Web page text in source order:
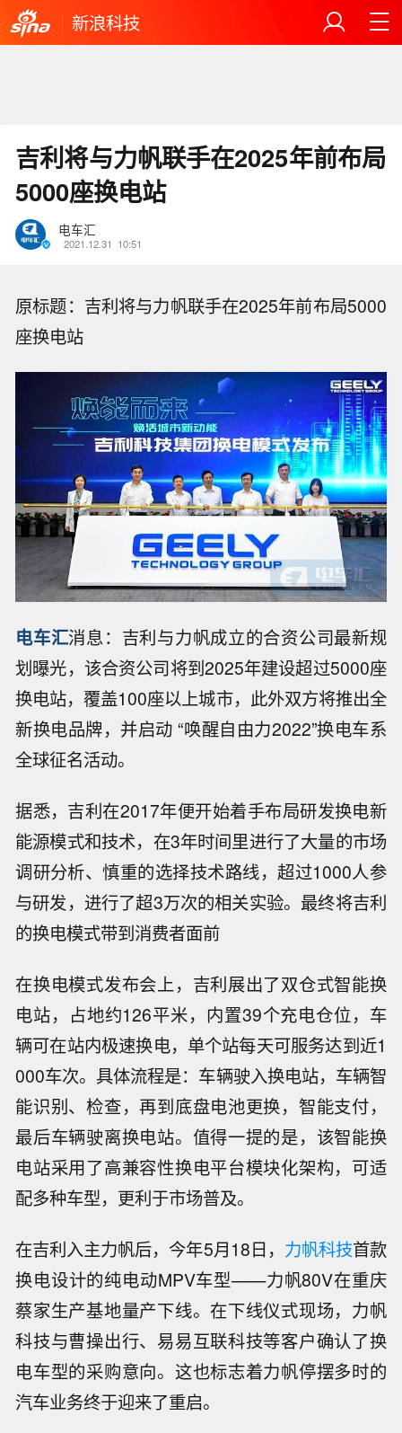
新浪科技
吉利将与力帆联手在2025年前布局
5000座换电站
电车汇
2021.12.31 10:51
原标题：吉利将与力帆联手在2025年前布局5000
座换电站
电车汇消息：吉利与力帆成立的合资公司最新规
划曝光，该合资公司将到2025年建设超过5000座
换电站，覆盖100座以上城市，此外双方将推出全
新换电品牌，并启动 “唤醒自由力2022”换电车系
全球征名活动。
据悉，吉利在2017年便开始着手布局研发换电新
能源模式和技术，在3年时间里进行了大量的市场
调研分析、慎重的选择技术路线，超过1000人参
与研发，进行了超3万次的相关实验。最终将吉利
的换电模式带到消费者面前
在换电模式发布会上，吉利展出了双仓式智能换
电站，占地约126平米，内置39个充电仓位，车
辆可在站内极速换电，单个站每天可服务达到近1
000车次。具体流程是：车辆驶入换电站，车辆智
能识别、检查，再到底盘电池更换，智能支付，
最后车辆驶离换电站。值得一提的是，该智能换
电站采用了高兼容性换电平台模块化架构，可适
配多种车型，更利于市场普及。
在吉利入主力帆后，今年5月18日， 力帆科技首款
换电设计的纯电动MPV车型——力帆80V在重庆
蔡家生产基地量产下线。在下线仪式现场，力帆
科技与曹操出行、易易互联科技等客户确认了换
电车型的采购意向。这也标志着力帆停摆多时的
汽车业务终于迎来了重启。